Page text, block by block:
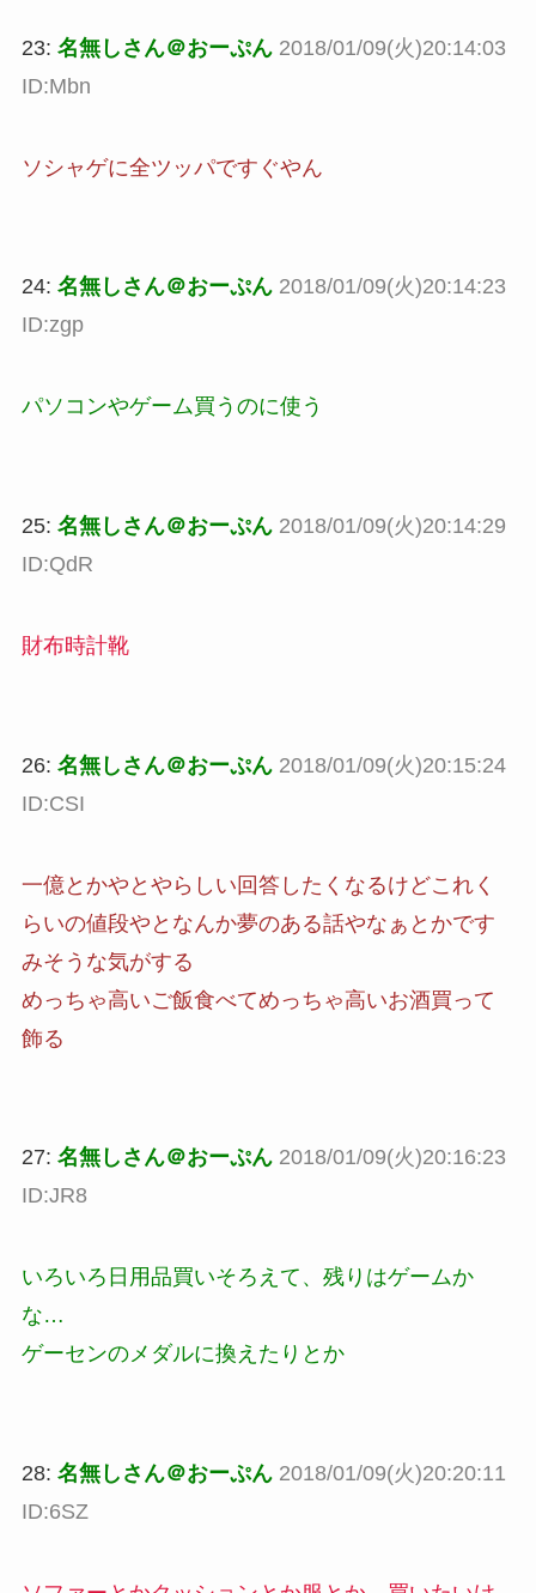
23: 名無しさん＠おーぷん 2018/01/09(火)20:14:03
ID:Mbn
ソシャゲに全ツッパですぐやん
24: 名無しさん＠おーぷん 2018/01/09(火)20:14:23
ID:zgp
パソコンやゲーム買うのに使う
25: 名無しさん＠おーぷん 2018/01/09(火)20:14:29
ID:QdR
財布時計靴
26: 名無しさん＠おーぷん 2018/01/09(火)20:15:24
ID:CSI
一億とかやとやらしい回答したくなるけどこれく
らいの値段やとなんか夢のある話やなぁとかです
みそうな気がする
めっちゃ高いご飯食べてめっちゃ高いお酒買って
飾る
27: 名無しさん＠おーぷん 2018/01/09(火)20:16:23
ID:JR8
いろいろ日用品買いそろえて、残りはゲームか
な…
ゲーセンのメダルに換えたりとか
28: 名無しさん＠おーぷん 2018/01/09(火)20:20:11
ID:6SZ